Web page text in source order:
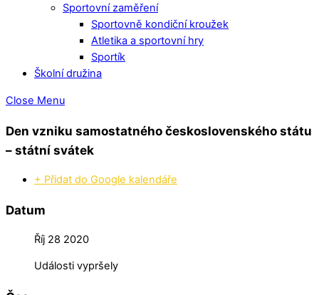
Sportovní zaměření
Sportovně kondiční kroužek
Atletika a sportovní hry
Sportík
Školní družina
Close Menu
Den vzniku samostatného československého státu
– státní svátek
+ Přidat do Google kalendáře
Datum
Říj 28 2020
Události vypršely